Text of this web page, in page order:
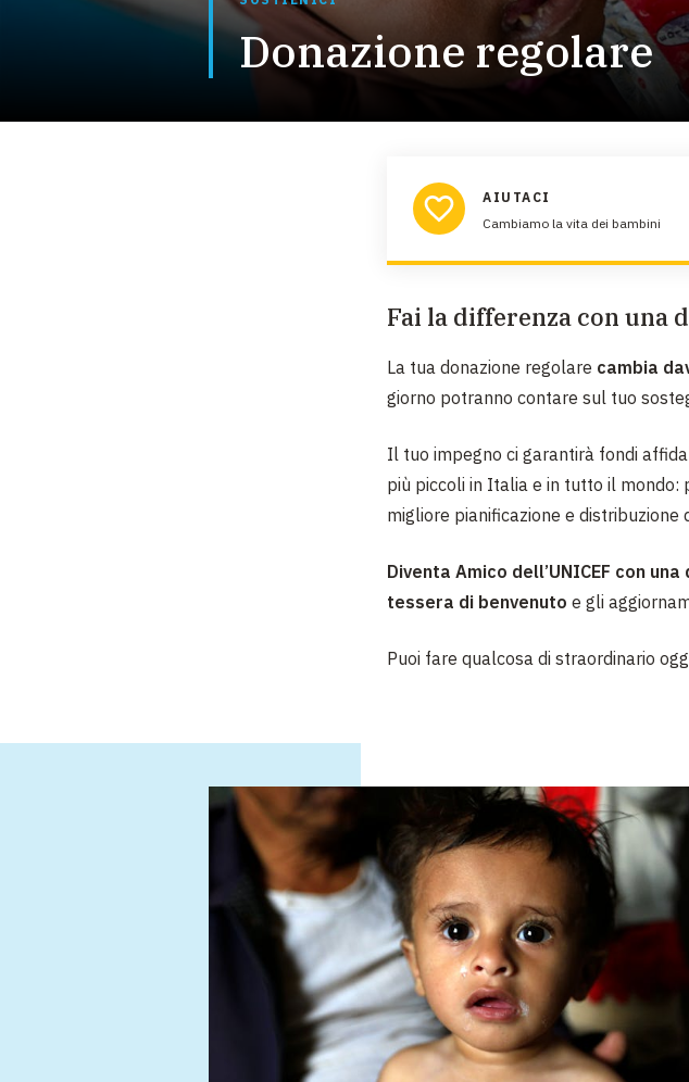
EMERGENZE
GRANDI DONAZIONI
COMODO PER TE
Donazione regolare
AIUTACI
Cambiamo la vita dei bambini
Fai la differenza con una
La tua donazione regolare cambia
giorno potranno contare sul tuo
Il tuo impegno ci garantirà fondi
più piccoli in Italia e in tutto il mondo:
migliore pianificazione e distribuzione
Diventa Amico dell’UNICEF con una
tessera di benvenuto e gli
Puoi fare qualcosa di straordinario